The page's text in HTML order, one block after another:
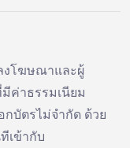
งโฆษณาและผู้
ค่าธรรมเนียม
กบัตรไม่จำกัด ด้วย
เข้ากับ